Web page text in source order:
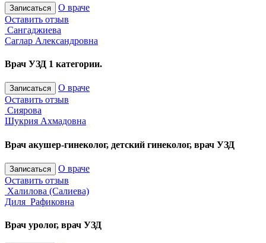
Записаться
О враче
Оставить отзыв
Сангаджиева
Саглар Александровна
Врач УЗД 1 категории.
Записаться
О враче
Оставить отзыв
Сиярова
Шукрия Ахмадовна
Врач акушер-гинеколог, детский гинеколог, врач УЗД
Записаться
О враче
Оставить отзыв
Халилова (Салиева)
Диля Рафиковна
Врач уролог, врач УЗД